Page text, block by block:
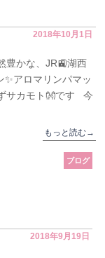
2018年10月1日
豊かな、JR🚉湖西
アロマリンパマッ
サカモト👐です 今
もっと読む→
ブログ
2018年9月19日